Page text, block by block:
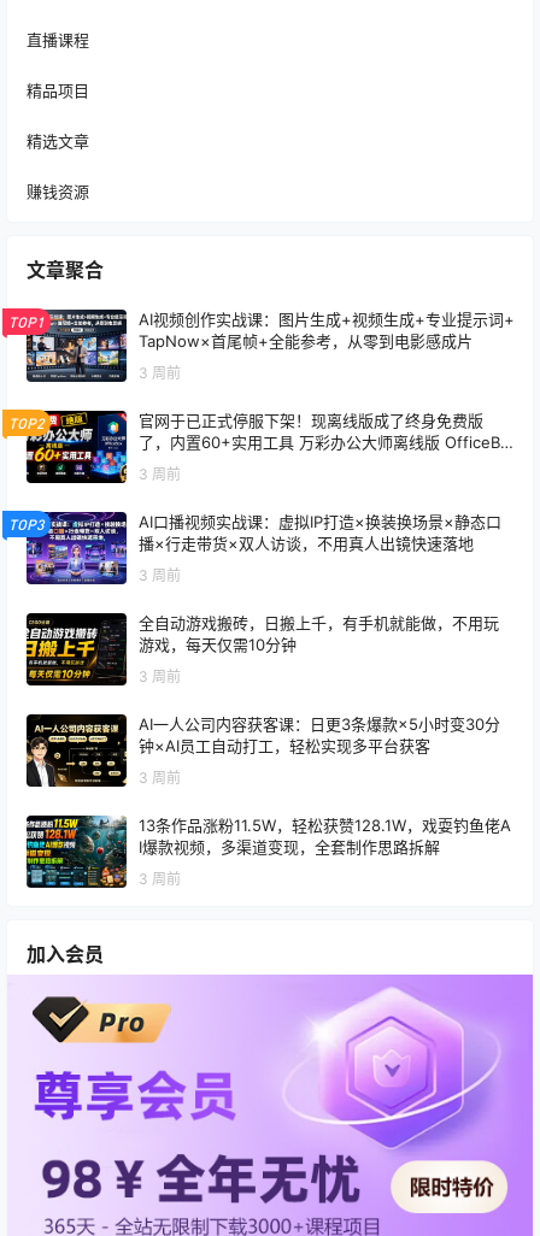
直播课程
精品项目
精选文章
赚钱资源
文章聚合
TOP1
AI视频创作实战课：图片生成+视频生成+专业提示词+
TapNow×首尾帧+全能参考，从零到电影感成片
3 周前
TOP2
官网于已正式停服下架！现离线版成了终身免费版
了，内置60+实用工具 万彩办公大师离线版 OfficeBo
3 周前
TOP3
AI口播视频实战课：虚拟IP打造×换装换场景×静态口
播×行走带货×双人访谈，不用真人出镜快速落地
3 周前
全自动游戏搬砖，日搬上千，有手机就能做，不用玩
游戏，每天仅需10分钟
3 周前
AI一人公司内容获客课：日更3条爆款×5小时变30分
钟×AI员工自动打工，轻松实现多平台获客
3 周前
13条作品涨粉11.5W，轻松获赞128.1W，戏耍钓鱼佬A
I爆款视频，多渠道变现，全套制作思路拆解
3 周前
加入会员